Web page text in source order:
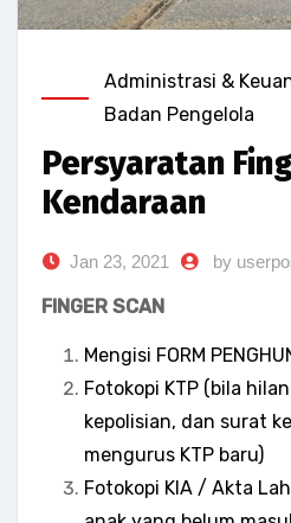
Administrasi &
Badan Pengelola
Persyaratan
Kendaraan
Jan 23, 2021 by
FINGER SCAN
Mengisi FORM
Fotokopi KTP (bila
kepolisian, dan surat
mengurus KTP baru)
Fotokopi KIA / Akta